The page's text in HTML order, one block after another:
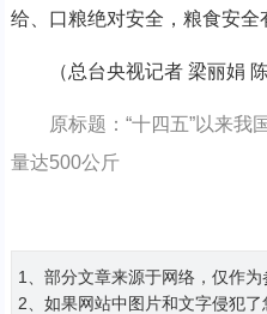
给、口粮绝对安全，粮食安全
（总台央视记者 梁丽娟 陈
原标题：“十四五”以来
量达500公斤
1、部分文章来源于网络，仅作为
2、如果网站中图片和文字侵犯